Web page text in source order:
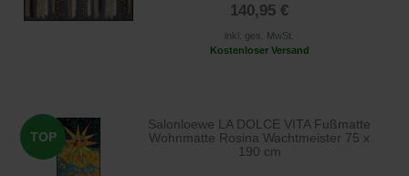
140,95 €
inkl. ges. MwSt.
Kostenloser Versand
TOP
Salonloewe LA DOLCE VITA Fußmatte
Wohnmatte Rosina Wachtmeister 75 x
190 cm